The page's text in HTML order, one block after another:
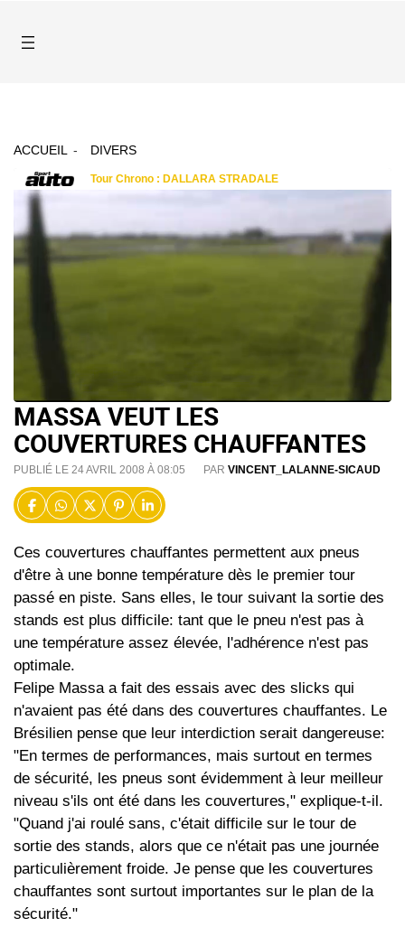
ACCUEIL DIVERS
MASSA VEUT LES
COUVERTURES CHAUFFANTES
PUBLIÉ LE 24 AVRIL 2008 À 08:05 PAR VINCENT_LALANNE-SICAUD
Ces couvertures chauffantes permettent aux pneus
d'être à une bonne température dès le premier tour
passé en piste. Sans elles, le tour suivant la sortie des
stands est plus difficile: tant que le pneu n'est pas à
une température assez élevée, l'adhérence n'est pas
optimale.
Felipe Massa a fait des essais avec des slicks qui
n'avaient pas été dans des couvertures chauffantes. Le
Brésilien pense que leur interdiction serait dangereuse:
"En termes de performances, mais surtout en termes
de sécurité, les pneus sont évidemment à leur meilleur
niveau s'ils ont été dans les couvertures," explique-t-il.
"Quand j'ai roulé sans, c'était difficile sur le tour de
sortie des stands, alors que ce n'était pas une journée
particulièrement froide. Je pense que les couvertures
chauffantes sont surtout importantes sur le plan de la
sécurité."